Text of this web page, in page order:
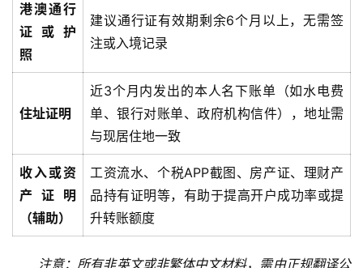
港澳通行
证 或 护
照
建议通行证有效期剩余6个月以上，无需签
注或入境记录
住址证明
近3个月内发出的本人名下账单（如水电费
单、银行对账单、政府机构信件），地址需
与现居住地一致
收入或资
产证明
（辅助）
工资流水、个税APP截图、房产证、理财产
品持有证明等，有助于提高开户成功率或提
升转账额度
注意：所有非英文或非繁体中文材料，需由正规翻译公